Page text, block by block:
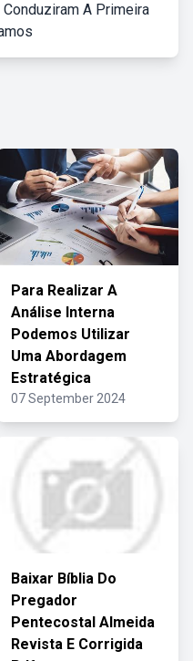
A Primeira
Para Realizar A
Análise Interna
Podemos Utilizar
Uma Abordagem
Estratégica
07 September 2024
Baixar Bíblia Do
Pregador
Pentecostal Almeida
Revista E Corrigida